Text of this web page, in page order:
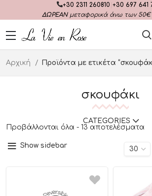
+30 2311 260810 +30 697 641
ΔΩΡΕΑΝμεταφορικά άνω των 50€
Αρχική Προϊόντα με ετικέτα
σκουφάκι
CATEGORIES
Προβάλλονται όλα - 13 αποτελέσματα
Show sidebar